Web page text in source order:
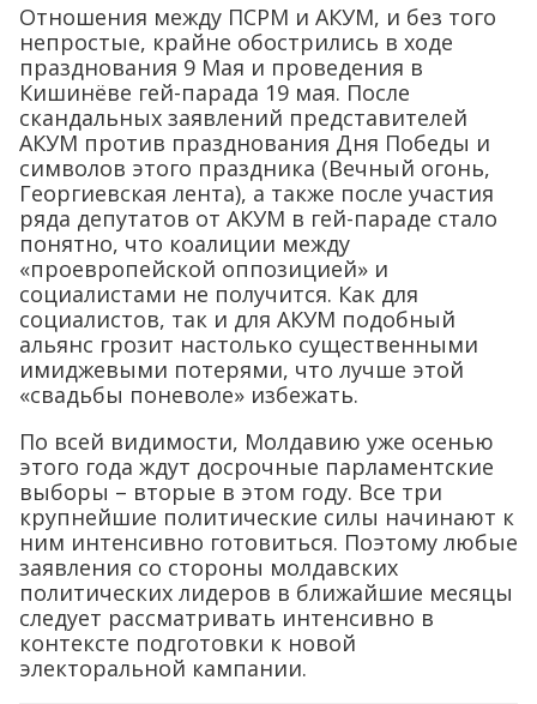
Отношения между ПСРМ и АКУМ, и без того
непростые, крайне обострились в ходе
празднования 9 Мая и проведения в
Кишинёве гей-парада 19 мая. После
скандальных заявлений представителей
АКУМ против празднования Дня Победы и
символов этого праздника (Вечный огонь,
Георгиевская лента), а также после участия
ряда депутатов от АКУМ в гей-параде стало
понятно, что коалиции между
«проевропейской оппозицией» и
социалистами не получится. Как для
социалистов, так и для АКУМ подобный
альянс грозит настолько существенными
имиджевыми потерями, что лучше этой
«свадьбы поневоле» избежать.
По всей видимости, Молдавию уже осенью
этого года ждут досрочные парламентские
выборы – вторые в этом году. Все три
крупнейшие политические силы начинают к
ним интенсивно готовиться. Поэтому любые
заявления со стороны молдавских
политических лидеров в ближайшие месяцы
следует рассматривать интенсивно в
контексте подготовки к новой
электоральной кампании.